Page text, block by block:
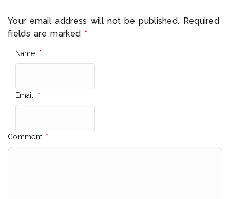
Your email address will not be published. Required
fields are marked *
Name *
Email *
Comment *